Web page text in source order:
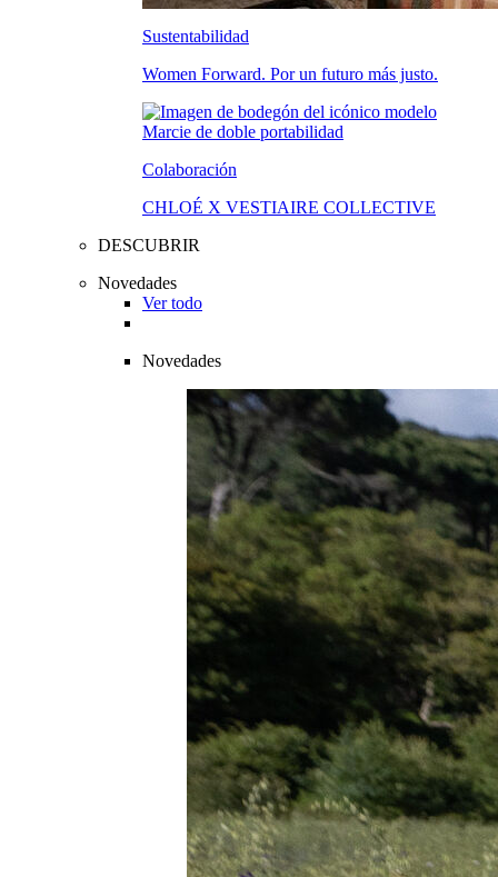
Sustentabilidad
Women Forward. Por un futuro más justo.
Colaboración
CHLOÉ X VESTIAIRE COLLECTIVE
DESCUBRIR
Novedades
Ver todo
Novedades